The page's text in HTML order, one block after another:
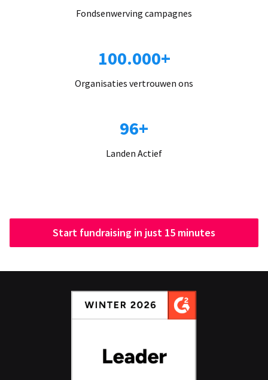
Fondsenwerving campagnes
100.000+
Organisaties vertrouwen ons
96+
Landen Actief
Start fundraising in just 15 minutes